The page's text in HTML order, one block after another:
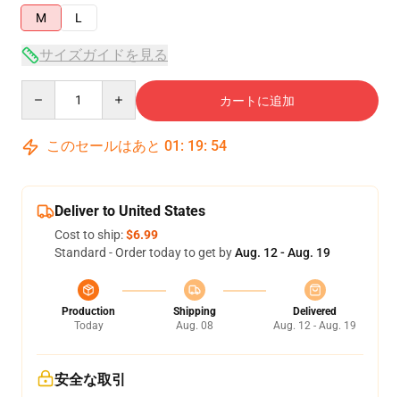
M
L
サイズガイドを見る
カートに追加
このセールはあと 01 : 19: 53
Deliver to United States
Cost to ship:$6.99
Standard - Order today to get byAug. 12 - Aug. 19
Production
Today
Shipping
Aug. 08
Delivered
Aug. 12 - Aug. 19
安全な取引